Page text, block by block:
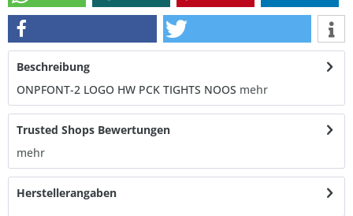
Beschreibung
ONPFONT-2 LOGO HW PCK TIGHTS NOOS mehr
Trusted Shops Bewertungen
mehr
Herstellerangaben